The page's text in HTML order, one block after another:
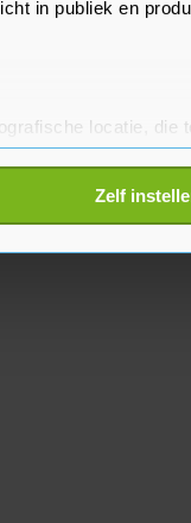
in publiek en
locatie, die
te scannen op
worden
in de
Zelf